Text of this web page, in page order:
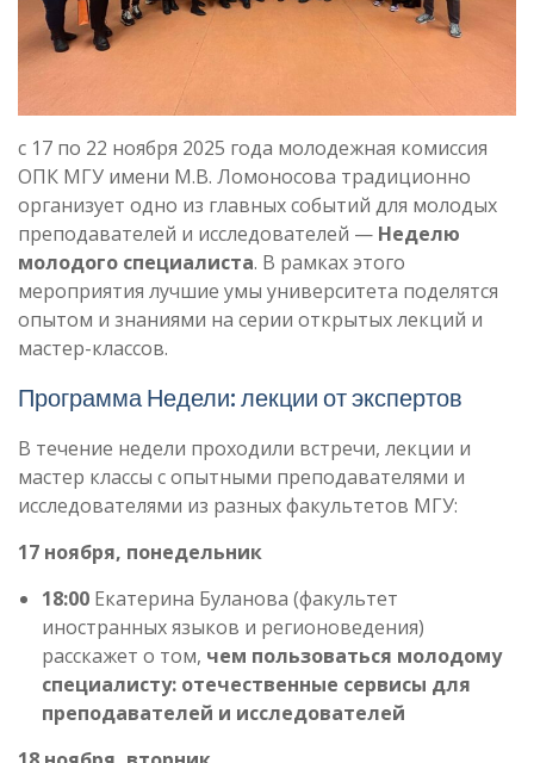
с 17 по 22 ноября 2025 года молодежная комиссия
ОПК МГУ имени М.В. Ломоносова традиционно
организует одно из главных событий для молодых
преподавателей и исследователей — Неделю
молодого специалиста. В рамках этого
мероприятия лучшие умы университета поделятся
опытом и знаниями на серии открытых лекций и
мастер-классов.
Программа Недели: лекции от экспертов
В течение недели проходили встречи, лекции и
мастер классы с опытными преподавателями и
исследователями из разных факультетов МГУ:
17 ноября, понедельник
18:00 Екатерина Буланова (факультет
иностранных языков и регионоведения)
расскажет о том, чем пользоваться молодому
специалисту: отечественные сервисы для
преподавателей и исследователей